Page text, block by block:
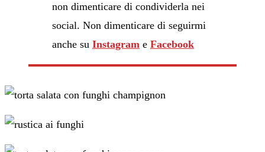
non dimenticare di condividerla nei
social. Non dimenticare di seguirmi
anche su Instagram e Facebook